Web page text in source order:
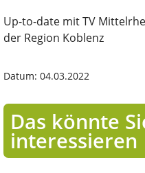
Up-to-date mit TV
der Region Koblenz
Datum: 04.03.2022
Das könnte
interessieren